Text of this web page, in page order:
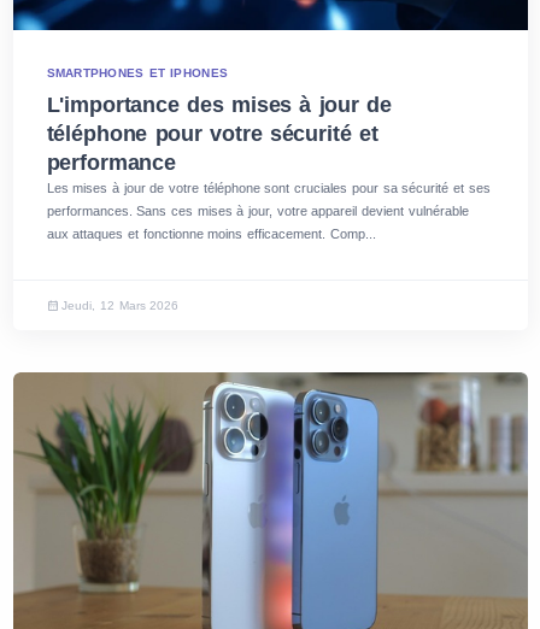
SMARTPHONES ET IPHONES
L'importance des mises à jour de
téléphone pour votre sécurité et
performance
Les mises à jour de votre téléphone sont cruciales pour sa sécurité et ses
performances. Sans ces mises à jour, votre appareil devient vulnérable
aux attaques et fonctionne moins efficacement. Comp...
Jeudi, 12 Mars 2026